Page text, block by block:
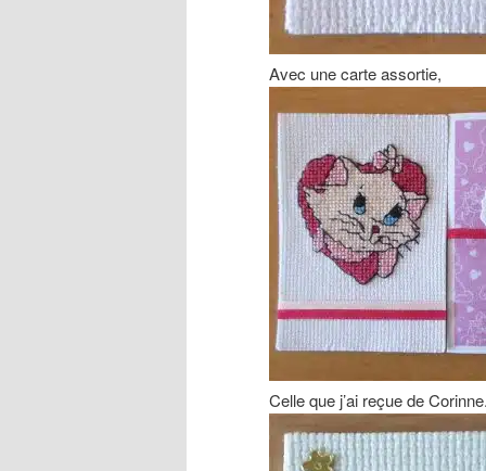
Avec une carte assortie,
Celle que j’ai reçue de